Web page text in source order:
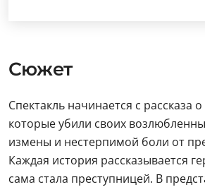
Сюжет
Спектакль начинается с рассказа
которые убили своих
измены и нестерпимой боли от
Каждая история рассказывается
сама стала преступницей. В